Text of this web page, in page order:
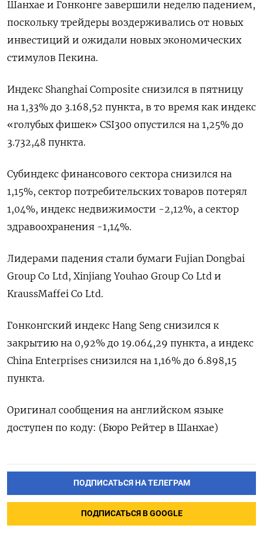
Шанхае и Гонконге завершили неделю падением,
поскольку трейдеры воздерживались от новых
инвестиций и ожидали новых экономических
стимулов Пекина.
Индекс Shanghai Composite снизился в пятницу
на 1,33% до 3.168,52 пункта, в то время как индекс
«голубых фишек» CSI300 опустился на 1,25% до
3.732,48 пункта.
Субиндекс финансового сектора снизился на
1,15%, сектор потребительских товаров потерял
1,04%, индекс недвижимости -2,12%​, а сектор
здравоохранения -1,14%.
Лидерами падения стали бумаги Fujian Dongbai
Group Co Ltd, Xinjiang Youhao Group Co Ltd и
KraussMaffei Co Ltd.
Гонконгский индекс Hang Seng снизился к
закрытию на 0,92% до 19.064,29​ пункта, а индекс
China Enterprises снизился на 1,16% до 6.898,15
пункта.
Оригинал сообщения на английском языке
доступен по коду: (Бюро Рейтер в Шанхае)
ПОДПИСАТЬСЯ НА ТЕЛЕГРАМ
ПОДПИСАТЬСЯ В GOOGLE